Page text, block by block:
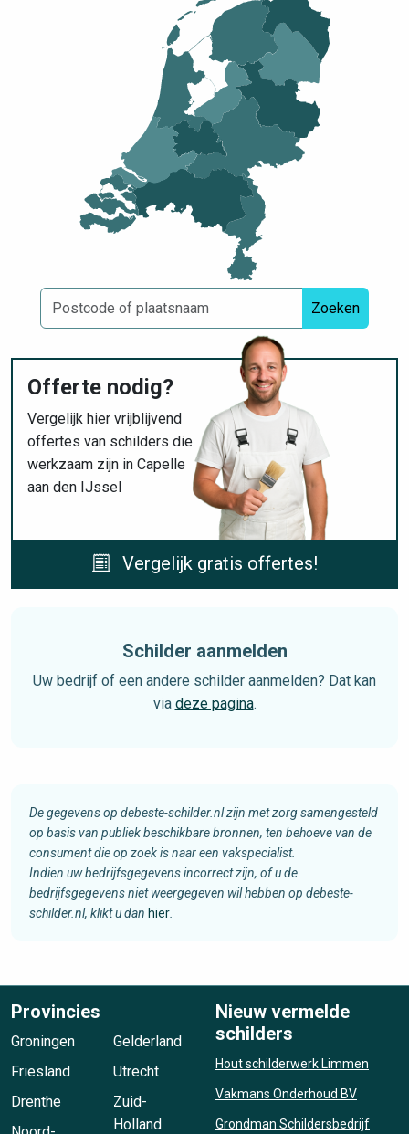
Zoeken
Offerte nodig?
Vergelijk hier vrijblijvend
offertes van schilders die
werkzaam zijn in Capelle
aan den IJssel
Vergelijk gratis offertes!
Schilder aanmelden
Uw bedrijf of een andere schilder aanmelden? Dat kan
via deze pagina.
De gegevens op debeste-schilder.nl zijn met zorg samengesteld
op basis van publiek beschikbare bronnen, ten behoeve van de
consument die op zoek is naar een vakspecialist.
Indien uw bedrijfsgegevens incorrect zijn, of u de
bedrijfsgegevens niet weergegeven wil hebben op debeste-
schilder.nl, klikt u dan hier
Provincies
Groningen
Friesland
Drenthe
Gelderland
Utrecht
Zuid-
Holland
Nieuw vermelde
schilders
Hout schilderwerk Limmen
Vakmans Onderhoud BV
Grondman Schildersbedrijf